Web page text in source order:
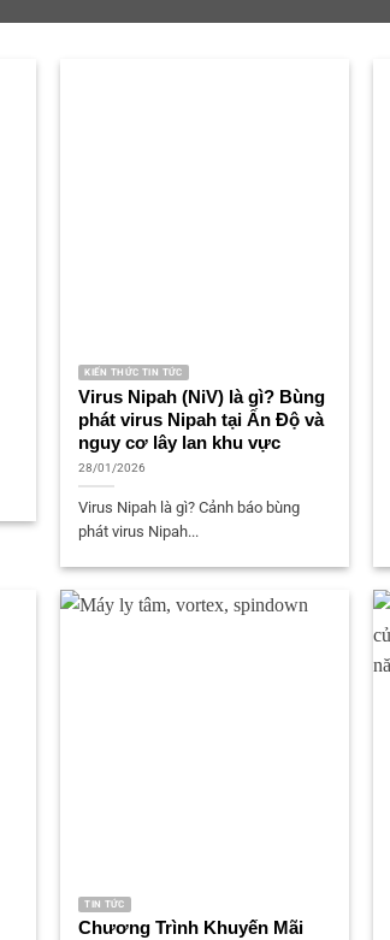
KIẾN THỨC TIN TỨC
Virus Nipah (NiV) là gì? Bùng
phát virus Nipah tại Ấn Độ và
nguy cơ lây lan khu vực
28/01/2026
Virus Nipah là gì? Cảnh báo bùng
phát virus Nipah...
TIN TỨC
Chương Trình Khuyến Mãi